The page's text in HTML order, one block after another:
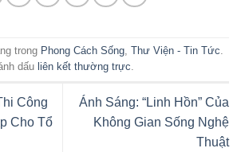
trong Phong Cách Sống, Thư Viện - Tin Tức
dấu liên kết thường trực
Công
Cho Tổ
Ánh Sáng: “Linh Hồn” Của
Không Gian Sống Nghệ
Thuật